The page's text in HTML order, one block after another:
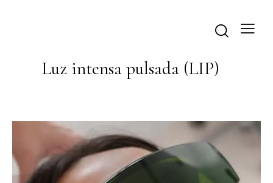
Luz intensa pulsada (LIP)